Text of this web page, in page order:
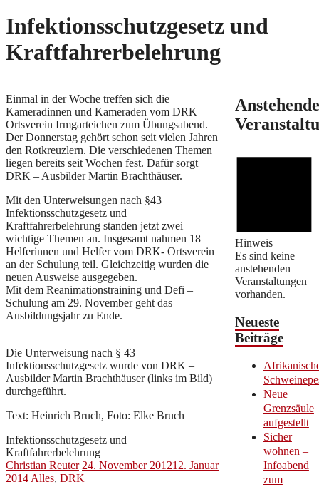
Infektionsschutzgesetz und
Kraftfahrerbelehrung
Einmal in der Woche treffen sich die
Kameradinnen und Kameraden vom DRK –
Ortsverein Irmgarteichen zum Übungsabend.
Der Donnerstag gehört schon seit vielen Jahren
den Rotkreuzlern. Die verschiedenen Themen
liegen bereits seit Wochen fest. Dafür sorgt
DRK – Ausbilder Martin Brachthäuser.
Mit den Unterweisungen nach §43
Infektionsschutzgesetz und
Kraftfahrerbelehrung standen jetzt zwei
wichtige Themen an. Insgesamt nahmen 18
Helferinnen und Helfer vom DRK- Ortsverein
an der Schulung teil. Gleichzeitig wurden die
neuen Ausweise ausgegeben.
Mit dem Reanimationstraining und Defi –
Schulung am 29. November geht das
Ausbildungsjahr zu Ende.
Die Unterweisung nach § 43
Infektionsschutzgesetz wurde von DRK –
Ausbilder Martin Brachthäuser (links im Bild)
durchgeführt.
Text: Heinrich Bruch, Foto: Elke Bruch
Infektionsschutzgesetz und
Kraftfahrerbelehrung
Christian Reuter 24. November 201212. Januar
2014 Alles, DRK
Anstehende
Hinweis
Es sind keine
anstehenden
Veranstaltungen
vorhanden.
Neueste
Beiträge
Neue
Grenzsäule
aufgestellt
Sicher
wohnen –
Infoabend
zum